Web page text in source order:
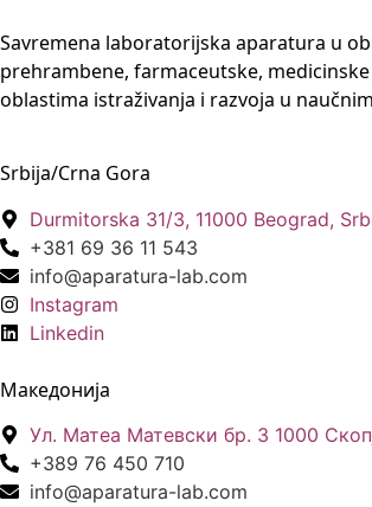
Savremena laboratorijska aparatura u
prehrambene, farmaceutske,
oblastima istraživanja i razvoja u
Srbija/Crna Gora
Durmitorska 31/3, 11000 Beograd,
+381 69 36 11 543
info@aparatura-lab.com
Instagram
Linkedin
Македонија
Ул. Матеа Матевски бр. 3 1000
+389 76 450 710
info@aparatura-lab.com